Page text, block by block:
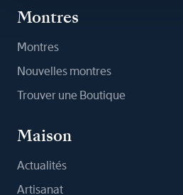
Montres
Montres
Nouvelles montres
Trouver une Boutique
Maison
Actualités
Artisanat